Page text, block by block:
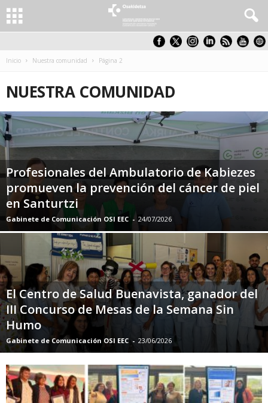
Inicio Nuestra comunidad Página 2
NUESTRA COMUNIDAD
Profesionales del Ambulatorio de Kabiezes
promueven la prevención del cáncer de piel
en Santurtzi
Gabinete de Comunicación OSI EEC - 24/07/2026
El Centro de Salud Buenavista, ganador del
III Concurso de Mesas de la Semana Sin
Humo
Gabinete de Comunicación OSI EEC - 23/06/2026